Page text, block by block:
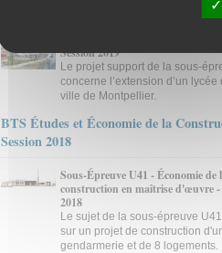
Session 2019
Le projet support de la sous-
concerne l’extension d’un lycée
ville de Montpellier.
BTS Études et Économie de la
Session 2018
Sous-Épreuve U41 - Économie de
construction en maîtrise d'œuvre -
2018
Le sujet de la sous-épreuve
sur un projet de construction
gendarmerie et de 8 logements.